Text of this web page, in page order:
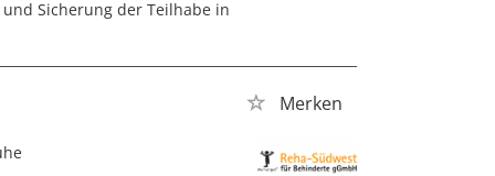
Sicherung der Teilhabe in
Merken